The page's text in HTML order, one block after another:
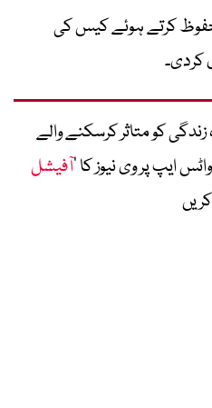
کرتے ہوئے کیس کی
کو متاثر کرسکنے والے
ایپ پر وی نیوز کا ’آفیشل